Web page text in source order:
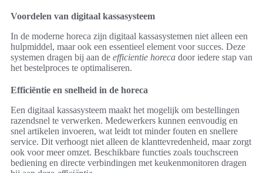
Voordelen van digitaal kassasysteem
In de moderne horeca zijn digitaal kassasystemen niet alleen een
hulpmiddel, maar ook een essentieel element voor succes. Deze
systemen dragen bij aan de efficientie horeca door iedere stap van
het bestelproces te optimaliseren.
Efficiëntie en snelheid in de horeca
Een digitaal kassasysteem maakt het mogelijk om bestellingen
razendsnel te verwerken. Medewerkers kunnen eenvoudig en
snel artikelen invoeren, wat leidt tot minder fouten en snellere
service. Dit verhoogt niet alleen de klanttevredenheid, maar zorgt
ook voor meer omzet. Beschikbare functies zoals touchscreen
bediening en directe verbindingen met keukenmonitoren dragen